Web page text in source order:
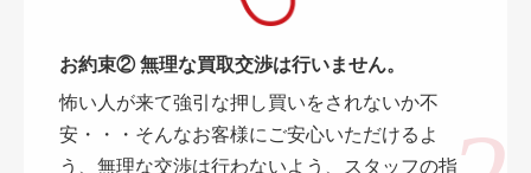
お約束② 無理な買取交渉は行いません。
怖い人が来て強引な押し買いをされないか不
安・・・そんなお客様にご安心いただけるよ
う、無理な交渉は行わないよう、スタッフの指